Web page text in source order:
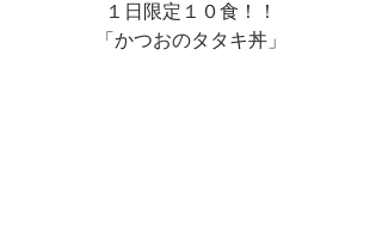
１日限定１０食！！
「かつおのタタキ丼」